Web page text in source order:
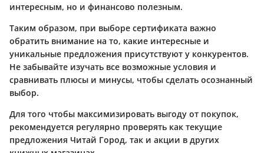
интересным, но и финансово полезным.
Таким образом, при выборе сертификата важно
обратить внимание на то, какие интересные и
уникальные предложения присутствуют у конкурентов.
Не забывайте изучать все возможные условия и
сравнивать плюсы и минусы, чтобы сделать осознанный
выбор.
Для того чтобы максимизировать выгоду от покупок,
рекомендуется регулярно проверять как текущие
предложения Читай Город, так и акции в других